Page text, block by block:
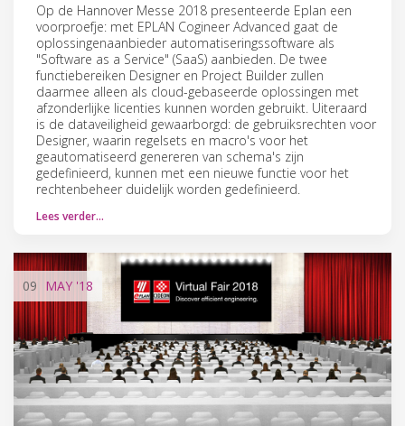
Op de Hannover Messe 2018 presenteerde Eplan een
voorproefje: met EPLAN Cogineer Advanced gaat de
oplossingenaanbieder automatiseringssoftware als
"Software as a Service" (SaaS) aanbieden. De twee
functiebereiken Designer en Project Builder zullen
daarmee alleen als cloud-gebaseerde oplossingen met
afzonderlijke licenties kunnen worden gebruikt. Uiteraard
is de dataveiligheid gewaarborgd: de gebruiksrechten voor
Designer, waarin regelsets en macro's voor het
geautomatiseerd genereren van schema's zijn
gedefinieerd, kunnen met een nieuwe functie voor het
rechtenbeheer duidelijk worden gedefinieerd.
Lees verder…
09 MAY '18